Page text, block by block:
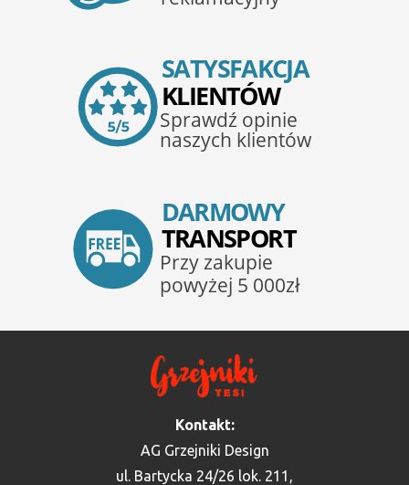
Kontakt:
AG Grzejniki Design
ul. Bartycka 24/26 lok. 211,